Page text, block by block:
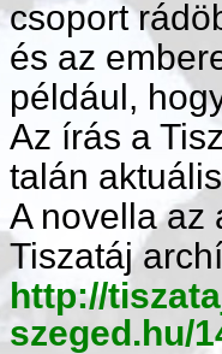
csoport
és az
például,
Az írás a
talán
A novella az
Tiszatáj
http://
szeged.hu/